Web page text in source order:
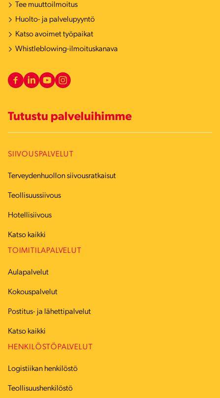
Tee muuttoilmoitus
Huolto- ja palvelupyyntö
Katso avoimet työpaikat
Whistleblowing-ilmoituskanava
Tutustu palveluihimme
SIIVOUSPALVELUT
Terveydenhuollon siivousratkaisut
Teollisuussiivous
Hotellisiivous
Katso kaikki
TOIMITILAPALVELUT
Aulapalvelut
Kokouspalvelut
Postitus- ja lähettipalvelut
Katso kaikki
HENKILÖSTÖPALVELUT
Logistiikan henkilöstö
Teollisuushenkilöstö